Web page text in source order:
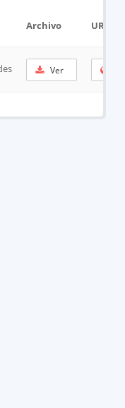
Archivo URL
Ver